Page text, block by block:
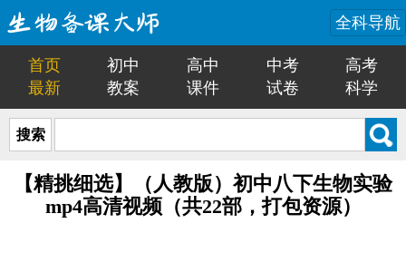
全科导航
首页 初中 高中 中考
高考
最新
教案 课件 试卷 科学
搜索
【精挑细选】（人教版）初中八下生物实验
mp4高清视频（共22部，打包资源）